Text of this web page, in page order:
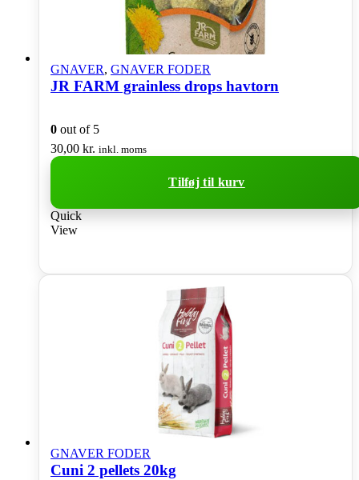
GNAVER, GNAVER FODER
JR FARM grainless drops havtorn
0 out of 5
30,00 kr. inkl. moms
Tilføj til kurv
Quick
View
GNAVER FODER
Cuni 2 pellets 20kg